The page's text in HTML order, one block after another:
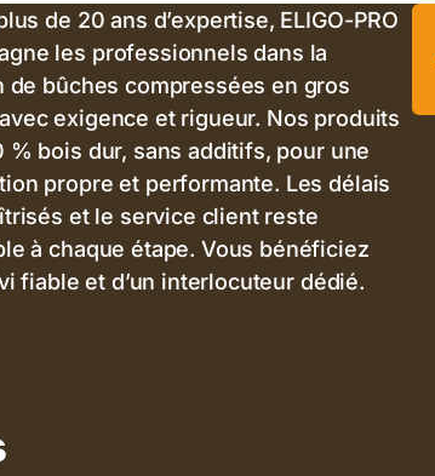
de 20 ans d’expertise, ELIGO-PRO
les professionnels dans la
de bûches compressées en gros
exigence et rigueur. Nos produits
% bois dur, sans additifs, pour une
propre et performante. Les délais
et le service client reste
à chaque étape. Vous bénéficiez
fiable et d’un interlocuteur dédié.